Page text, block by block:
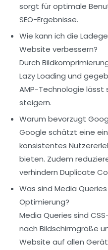
sorgt für optimale
SEO-Ergebnisse.
Wie kann ich die
Website verbessern?
Durch
Lazy Loading und
AMP-Technologie
steigern.
Warum bevorzugt
Google schätzt eine
konsistentes
bieten. Zudem
verhindern Duplicate
Was sind Media
Optimierung?
Media Queries sind
nach Bildschirmgröße
Website auf allen